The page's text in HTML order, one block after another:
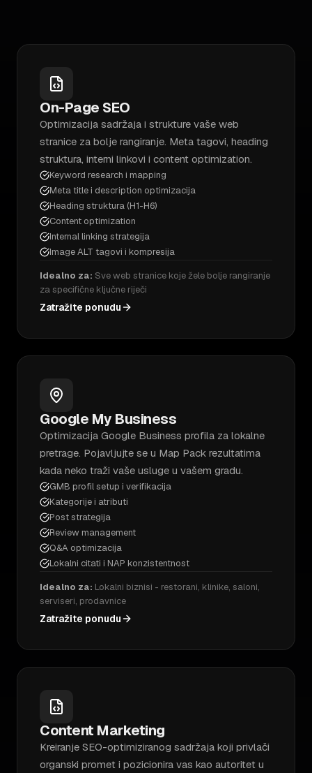
On-Page SEO
Optimizacija sadržaja i strukture vaše web
stranice za bolje rangiranje. Meta tagovi, heading
struktura, interni linkovi i content optimization.
Keyword research i mapping
Meta title i description optimizacija
Heading struktura (H1-H6)
Content optimization
Internal linking strategija
Image ALT tagovi i kompresija
Idealno za: Sve web stranice koje žele bolje rangiranje
za specifične ključne riječi
Zatražite ponudu
Google My Business
Optimizacija Google Business profila za lokalne
pretrage. Pojavljujte se u Map Pack rezultatima
kada neko traži vaše usluge u vašem gradu.
GMB profil setup i verifikacija
Kategorije i atributi
Post strategija
Review management
Q&A optimizacija
Lokalni citati i NAP konzistentnost
Idealno za: Lokalni biznisi - restorani, klinike, saloni,
serviseri, prodavnice
Zatražite ponudu
Content Marketing
Kreiranje SEO-optimiziranog sadržaja koji privlači
organski promet i pozicionira vas kao autoritet u